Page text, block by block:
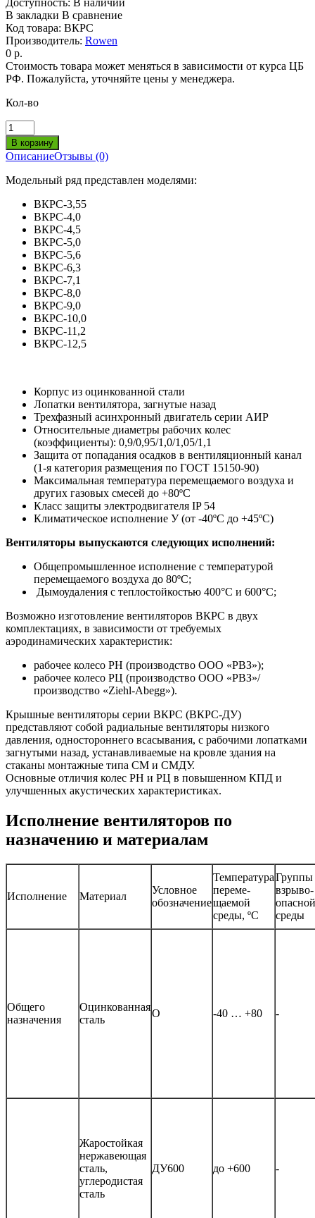
В закладки В сравнение
Код товара: ВКРС
Производитель: Rowen
0 р.
Стоимость товара может меняться в зависимости от курса ЦБ
РФ. Пожалуйста, уточняйте цены у менеджера.
Кол-во
ОписаниеОтзывы (0)
Модельный ряд представлен моделями:
ВКРС-3,55
ВКРС-4,0
ВКРС-4,5
ВКРС-5,0
ВКРС-5,6
ВКРС-6,3
ВКРС-7,1
ВКРС-8,0
ВКРС-9,0
ВКРС-10,0
ВКРС-11,2
ВКРС-12,5
Корпус из оцинкованной стали
Лопатки вентилятора, загнутые назад
Трехфазный асинхронный двигатель серии АИР
Относительные диаметры рабочих колес
(коэффициенты): 0,9/0,95/1,0/1,05/1,1
Защита от попадания осадков в вентиляционный канал
(1-я категория размещения по ГОСТ 15150-90)
Максимальная температура перемещаемого воздуха и
других газовых смесей до +80ºС
Класс защиты электродвигателя IP 54
Климатическое исполнение У (от -40ºС до +45ºС)
Вентиляторы выпускаются следующих исполнений:
Общепромышленное исполнение с температурой
перемещаемого воздуха до 80ºС;
Дымоудаления с теплостойкостью 400°С и 600°С;
Возможно изготовление вентиляторов ВКРС в двух
комплектациях, в зависимости от требуемых
аэродинамических характеристик:
рабочее колесо РН (производство ООО «РВЗ»);
рабочее колесо РЦ (производство ООО «РВЗ»/
производство «Ziehl-Abegg»).
Крышные вентиляторы серии ВКРС (ВКРС-ДУ)
представляют собой радиальные вентиляторы низкого
давления, одностороннего всасывания, с рабочими лопатками
загнутыми назад, устанавливаемые на кровле здания на
стаканы монтажные типа СМ и СМДУ.
Основные отличия колес РН и РЦ в повышенном КПД и
улучшенных акустических характеристиках.
Исполнение вентиляторов по
назначению и материалам
Исполнение Материал
Условное
обозначение
Температура
переме-
щаемой
среды, ºС
Группы
взрыво-
опасной
среды
Общего
назначения
Оцинкованная
сталь
О -40 … +80 -
Жаростойкая
нержавеющая
сталь,
углеродистая
сталь
ДУ600 до +600 -